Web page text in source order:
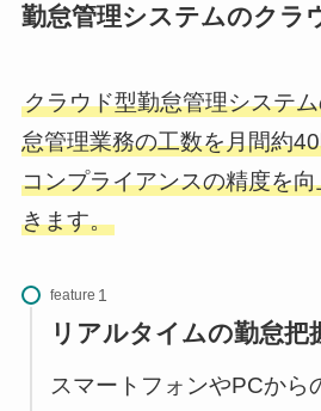
勤怠管理システムのクラ
クラウド型勤怠管理システ
怠管理業務の工数を月間約
コンプライアンスの精度を
きます。
feature
リアルタイムの勤怠把
スマートフォンやPCから